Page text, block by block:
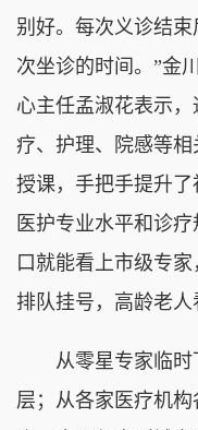
别好。每次义诊结
次坐诊的时间。”金
心主任孟淑花表示
疗、护理、院感等
授课，手把手提升了
医护专业水平和诊
口就能看上市级专家
排队挂号，高龄老人
从零星专家临时
层；从各家医疗机